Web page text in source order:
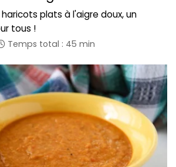
plats à l'aigre doux, un
tous !
Temps total : 45 min